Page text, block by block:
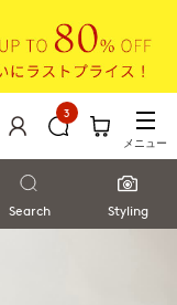
3
メニュー
Search Styling